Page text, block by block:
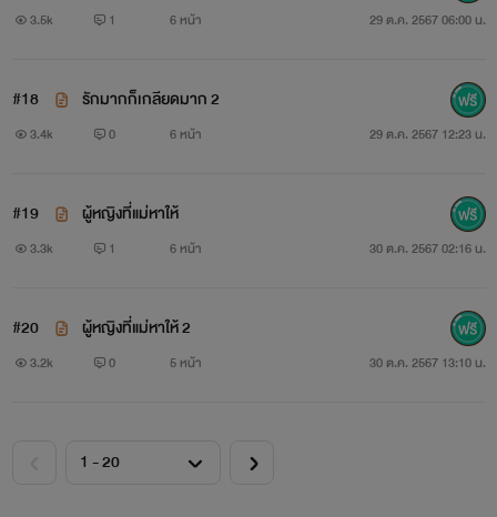
3.5k 1 6 หน้า 29 ต.ค. 2567 06:00 น.
#18 รักมากก็เกลียดมาก 2
3.4k 0 6 หน้า 29 ต.ค. 2567 12:23 น.
#19 ผู้หญิงที่แม่หาให้
3.3k 1 6 หน้า 30 ต.ค. 2567 02:16 น.
#20 ผู้หญิงที่แม่หาให้ 2
3.2k 0 5 หน้า 30 ต.ค. 2567 13:10 น.